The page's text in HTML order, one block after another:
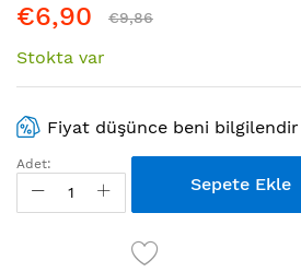
€6,90 €9,86
Stokta var
Fiyat düşünce beni bilgilendir
Adet:
Sepete Ekle